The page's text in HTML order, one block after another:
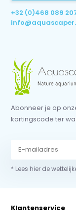
+32 (0)468 089
Abonneer je op
kortingscode ter
* Lees hier de
Klantenservice